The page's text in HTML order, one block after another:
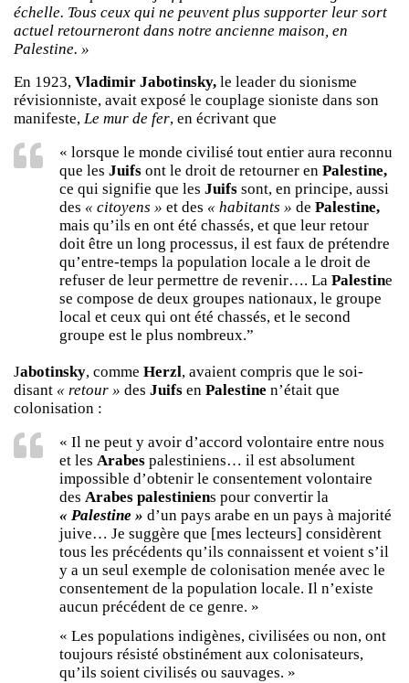
échelle. Tous ceux qui ne peuvent plus supporter leur sort
actuel retourneront dans notre ancienne maison, en
Palestine. »
En 1923, Vladimir Jabotinsky, le leader du sionisme
révisionniste, avait exposé le couplage sioniste dans son
manifeste, Le mur de fer, en écrivant que
« lorsque le monde civilisé tout entier aura reconnu
que les Juifs ont le droit de retourner en Palestine,
ce qui signifie que les Juifs sont, en principe, aussi
des « citoyens » et des « habitants » de Palestine,
mais qu’ils en ont été chassés, et que leur retour
doit être un long processus, il est faux de prétendre
qu’entre-temps la population locale a le droit de
refuser de leur permettre de revenir…. La Palestine
se compose de deux groupes nationaux, le groupe
local et ceux qui ont été chassés, et le second
groupe est le plus nombreux.”
Jabotinsky, comme Herzl, avaient compris que le soi-
disant « retour » des Juifs en Palestine n’était que
colonisation :
« Il ne peut y avoir d’accord volontaire entre nous
et les Arabes palestiniens… il est absolument
impossible d’obtenir le consentement volontaire
des Arabes palestiniens pour convertir la
« Palestine » d’un pays arabe en un pays à majorité
juive… Je suggère que [mes lecteurs] considèrent
tous les précédents qu’ils connaissent et voient s’il
y a un seul exemple de colonisation menée avec le
consentement de la population locale. Il n’existe
aucun précédent de ce genre. »
« Les populations indigènes, civilisées ou non, ont
toujours résisté obstinément aux colonisateurs,
qu’ils soient civilisés ou sauvages. »